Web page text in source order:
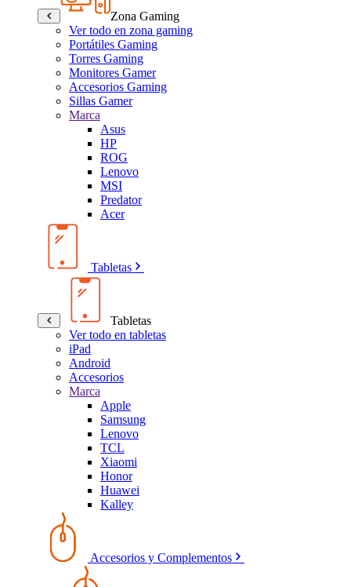
Zona Gaming
Ver todo en zona gaming
Portátiles Gaming
Torres Gaming
Monitores Gamer
Accesorios Gaming
Sillas Gamer
Marca
Asus
HP
ROG
Lenovo
MSI
Predator
Acer
Tabletas
Tabletas
Ver todo en tabletas
iPad
Android
Accesorios
Marca
Apple
Samsung
Lenovo
TCL
Xiaomi
Honor
Huawei
Kalley
Accesorios y Complementos